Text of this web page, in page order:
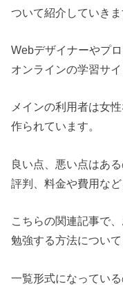
ついて紹介していきま
Webデザイナーやプ
オンラインの学習サイ
メインの利用者は女
作られています。
良い点、悪い点はあ
評判、料金や費用な
こちらの関連記事で
勉強する方法について
一覧形式になってい